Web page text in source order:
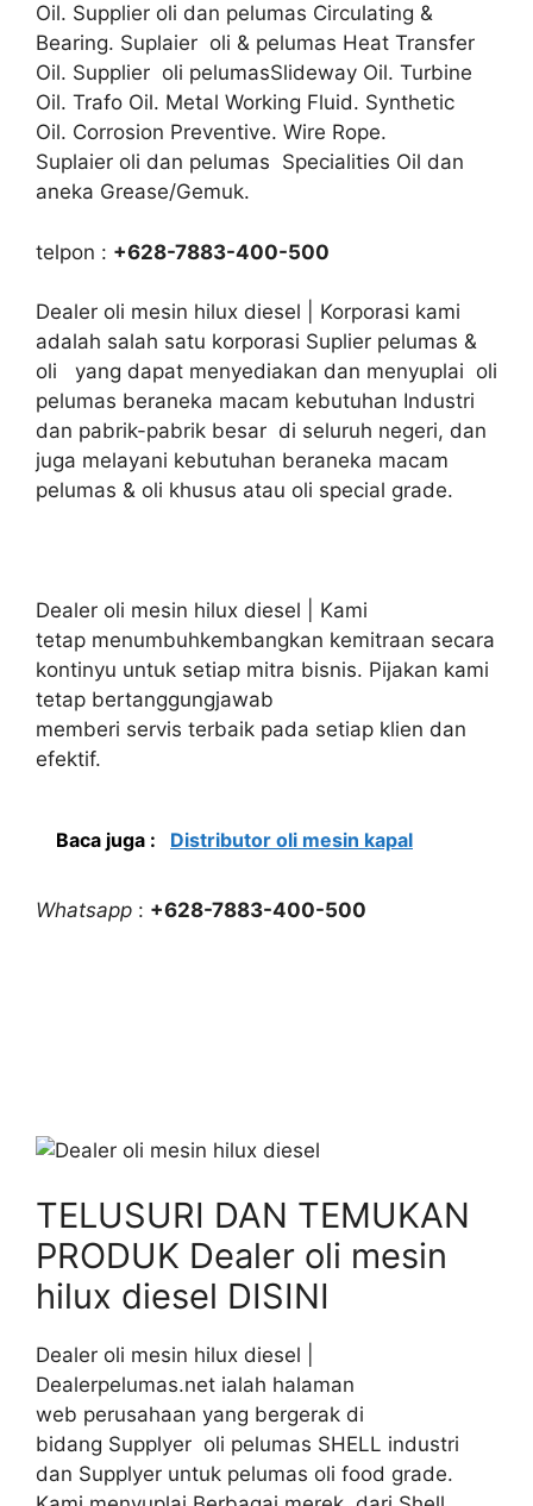
Oil. Supplier oli dan pelumas Circulating &
Bearing. Suplaier oli & pelumas Heat Transfer
Oil. Supplier oli pelumasSlideway Oil. Turbine
Oil. Trafo Oil. Metal Working Fluid. Synthetic
Oil. Corrosion Preventive. Wire Rope.
Suplaier oli dan pelumas Specialities Oil dan
aneka Grease/Gemuk.
telpon : +628-7883-400-500
Dealer oli mesin hilux diesel | Korporasi kami
adalah salah satu korporasi Suplier pelumas &
oli yang dapat menyediakan dan menyuplai oli
pelumas beraneka macam kebutuhan Industri
dan pabrik-pabrik besar di seluruh negeri, dan
juga melayani kebutuhan beraneka macam
pelumas & oli khusus atau oli special grade.
Dealer oli mesin hilux diesel | Kami
tetap menumbuhkembangkan kemitraan secara
kontinyu untuk setiap mitra bisnis. Pijakan kami
tetap bertanggungjawab
memberi servis terbaik pada setiap klien dan
efektif.
Baca juga : Distributor oli mesin kapal
Whatsapp : +628-7883-400-500
TELUSURI DAN TEMUKAN
PRODUK Dealer oli mesin
hilux diesel DISINI
Dealer oli mesin hilux diesel |
Dealerpelumas.net ialah halaman
web perusahaan yang bergerak di
bidang Supplyer oli pelumas SHELL industri
dan Supplyer untuk pelumas oli food grade.